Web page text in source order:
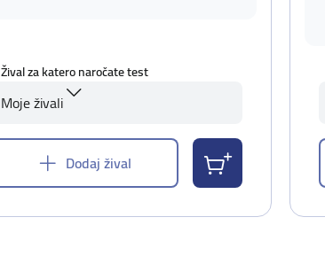
Žival za katero naročate test
Moje živali
Dodaj žival